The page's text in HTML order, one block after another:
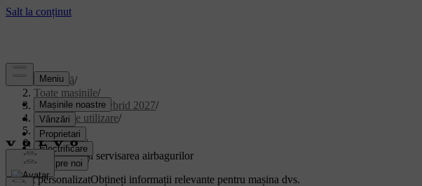
Asistență/
Toate mașinile/
XC90 Plug-in Hybrid 2027/
Manual de utilizare/
Siguranța/
Airbaguri/
Întreținerea și servisarea airbagurilor
Suport personalizatObțineți informații relevante pentru mașina dvs.